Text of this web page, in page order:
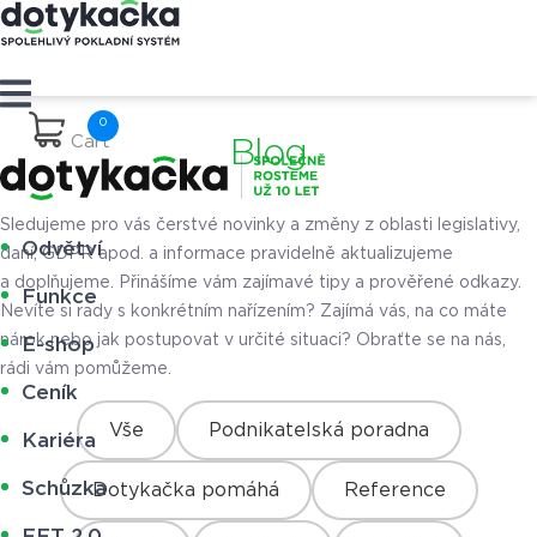
Cart
Odvětví
Funkce
E-shop
Ceník
Kariéra
Schůzka
Blog
Sledujeme pro vás čerstvé novinky a změny z oblasti legislativy,
daní, GDPR apod. a informace pravidelně aktualizujeme
a doplňujeme. Přinášíme vám zajímavé tipy a prověřené odkazy.
Nevíte si rady s konkrétním nařízením? Zajímá vás, na co máte
nárok nebo jak postupovat v určité situaci? Obraťte se na nás,
rádi vám pomůžeme.
Vše Podnikatelská poradna
Dotykačka pomáhá Reference